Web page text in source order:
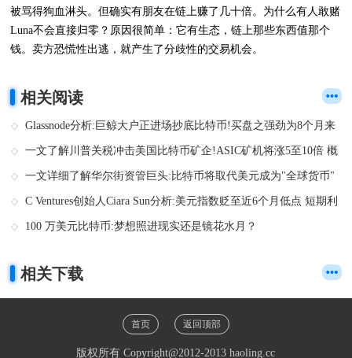
被骂得狗血淋头。但确实有朋友在链上赚了几十倍。为什么有人敢赌
Luna不会直接归零？原因很简单：它有生态，链上那些东西值那个
钱。卖方恐慌性出逃，就产生了分歧性的交易机会。
相关阅读
Glassnode分析:巨鲸大户正进场抄底比特币!买盘之强劲为8个月来
一文了解川普关税冲击美国比特币矿企!ASIC矿机将涨5至10倍 概
念股全线暴跌
一文详细了解华尔街资管巨头:比特币将取代美元成为"全球货币"
C Ventures创始人Ciara Sun分析:美元指数贬至近6个月低点 短期利
多比特币
100 万美元比特币:梦想照进现实还是镜花水月？
相关下载
首页 返回顶部
版权所有 Copyright@2012-2013 haoling.cc